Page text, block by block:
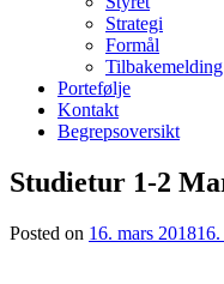
Strategi
Formål
Tilbakemelding
Portefølje
Kontakt
Begrepsoversikt
Studietur 1-2
Posted on 16. mars 2018